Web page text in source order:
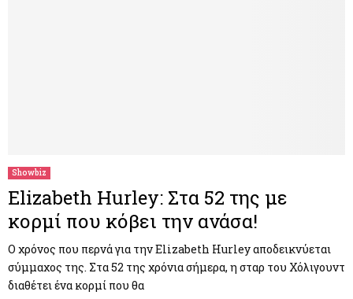
Showbiz
Elizabeth Hurley: Στα 52 της με
κορμί που κόβει την ανάσα!
Ο χρόνος που περνά για την Elizabeth Hurley αποδεικνύεται
σύμμαχος της. Στα 52 της χρόνια σήμερα, η σταρ του Χόλιγουντ
διαθέτει ένα κορμί που θα